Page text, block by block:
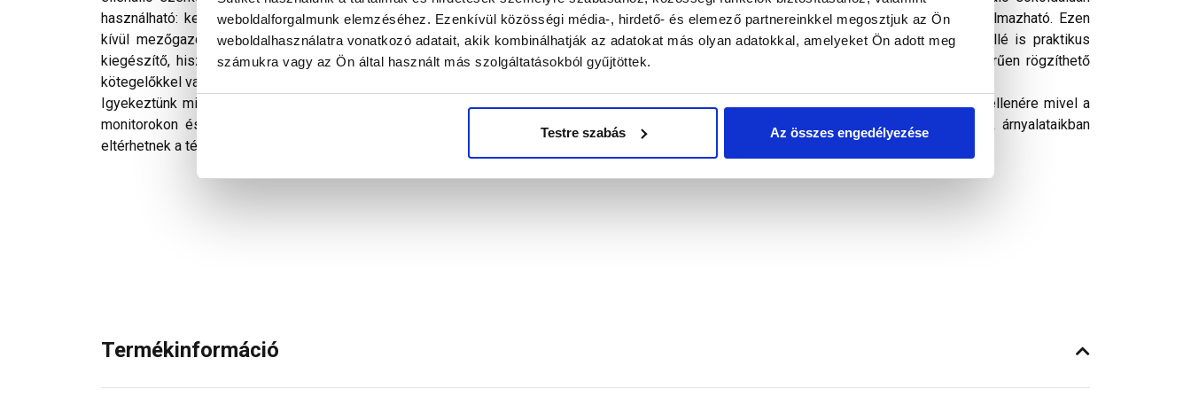
weboldalforgalmunk elemzéséhez. Ezenkívül közösségi média-, hirdető- és elemező partnereinkkel megosztjuk az Ön
weboldalhasználatra vonatkozó adatait, akik kombinálhatják az adatokat más olyan adatokkal, amelyeket Ön adott meg
számukra vagy az Ön által használt más szolgáltatásokból gyűjtöttek.
Testre szabás Az összes engedélyezése
használható: kerítésen belátásgátlóként, teraszokon napellenzőként, erkélyeken takaróhálóként, illetve építkezéseknél védőhálóként is alkalmazható. Ezen
kívül mezőgazdasági célokra, például növények árnyékolására vagy védelemre is ideális választás. Az tömlőtartók és locsolókannák mellé is praktikus
kiegészítő, hiszen a kert ápolása mellett a komfortérzetet is jelentősen növeli. Az árnyékoló háló könnyedén méretre vágható, és egyszerűen rögzíthető
kötegelőkkel vagy dróttal, így mindenki saját igényeihez igazíthatja.
Igyekeztünk minden technikailag lehetséges módon biztosítani a termékeink színének a lehető leginkább valósághű megjelenítését. Ennek ellenére mivel a
monitorokon és telefonok kijelzőin megjelenő színek a legtöbb esetben nem tükrözik 100%-ban a valóságot, a képeken látható színek árnyalataikban
eltérhetnek a tényleges színektől.
Termékinformáció